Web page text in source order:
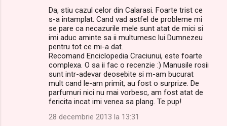
Da, stiu cazul celor din Calarasi. Foarte trist ce
s-a intamplat. Cand vad astfel de probleme mi
se pare ca necazurile mele sunt atat de mici si
imi aduc aminte sa ii multumesc lui Dumnezeu
pentru tot ce mi-a dat.
Recomand Enciclopedia Craciunui, este foarte
complexa. O sa ii fac o recenzie :) Manusile rosii
sunt intr-adevar deosebite si m-am bucurat
mult cand le-am primit, au fost o surprize. De
parfumuri nici nu mai vorbesc, am fost atat de
fericita incat imi venea sa plang. Te pup!
28 decembrie 2013 la 13:31